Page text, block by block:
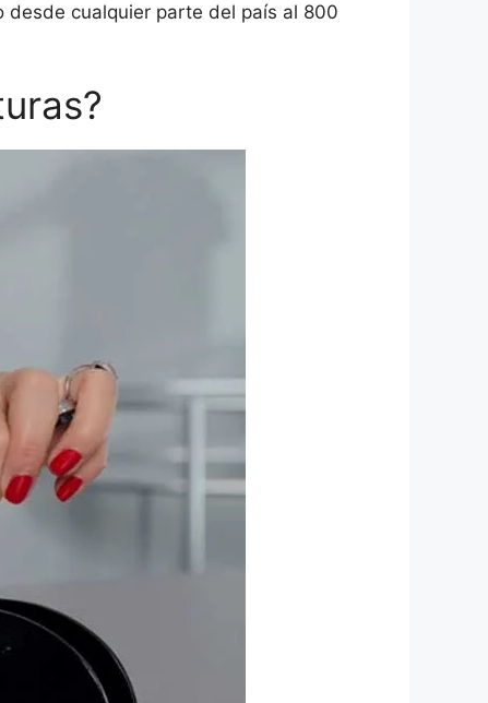
desde cualquier parte del país al 800